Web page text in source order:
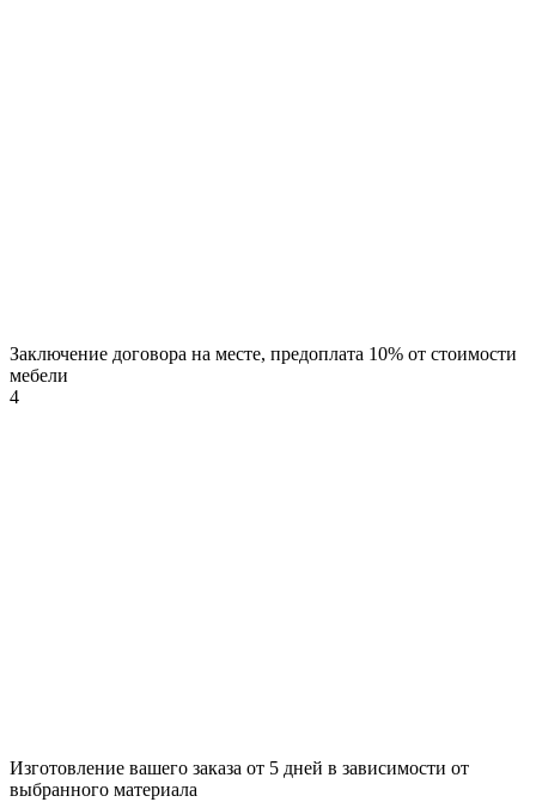
Заключение договора на месте, предоплата 10% от стоимости
мебели
4
Изготовление вашего заказа от 5 дней в зависимости от
выбранного материала